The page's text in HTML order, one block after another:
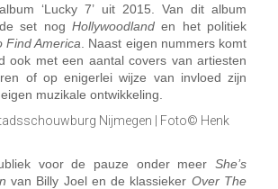
‘Lucky 7’ uit 2015. Van dit album
set nog Hollywoodlanden het politiek
Find America . Naast eigen nummers komt
ook met een aantal covers van artiesten
of op enigerlei wijze van invloed zijn
muzikale ontwikkeling.
voor de pauze onder meer She’s
van Billy Joel en de klassieker Over The